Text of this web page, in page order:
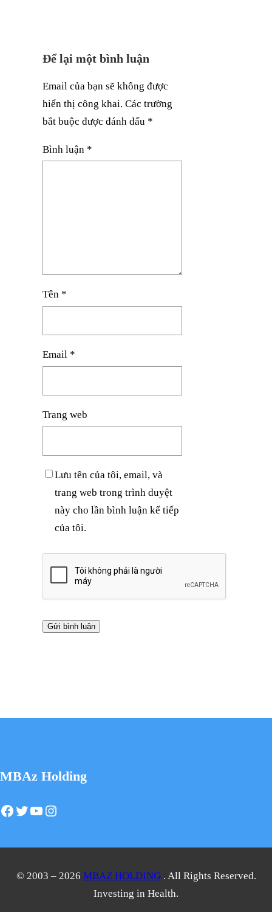
Để lại một bình luận
Email của bạn sẽ không được
hiển thị công khai. Các trường
bắt buộc được đánh dấu *
Bình luận *
Tên *
Email *
Trang web
Lưu tên của tôi, email, và
trang web trong trình duyệt
này cho lần bình luận kế tiếp
của tôi.
MBAz Holding
Facebook Twitter YouTube Instagram
© 2003 – 2026 MBAZ HOLDING. All Rights Reserved.
Investing in Health.